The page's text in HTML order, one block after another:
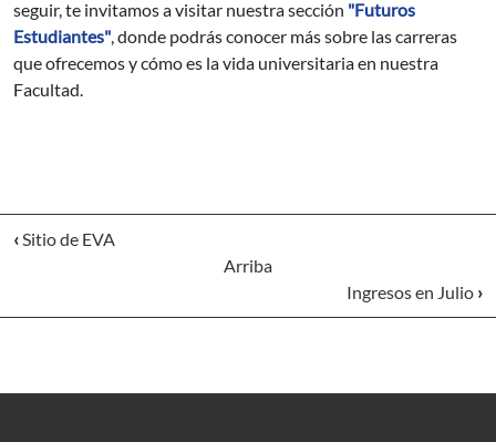
seguir, te invitamos a visitar nuestra sección "Futuros
Estudiantes", donde podrás conocer más sobre las carreras
que ofrecemos y cómo es la vida universitaria en nuestra
Facultad.
‹Sitio de EVA
Arriba
Ingresos en Julio ›